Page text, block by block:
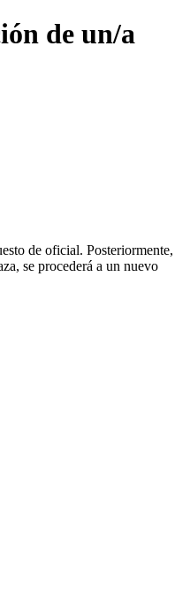
de un/a
de oficial. Posteriormente,
se procederá a un nuevo